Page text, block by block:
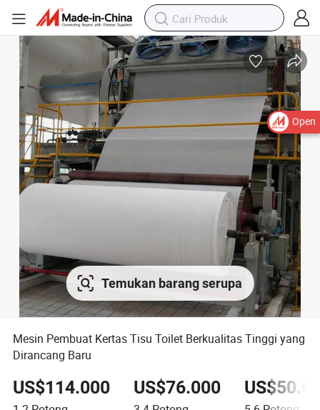
Open
Temukan barang serupa
Mesin Pembuat Kertas Tisu Toilet Berkualitas Tinggi yang
Dirancang Baru
US$114.000 US$76.000